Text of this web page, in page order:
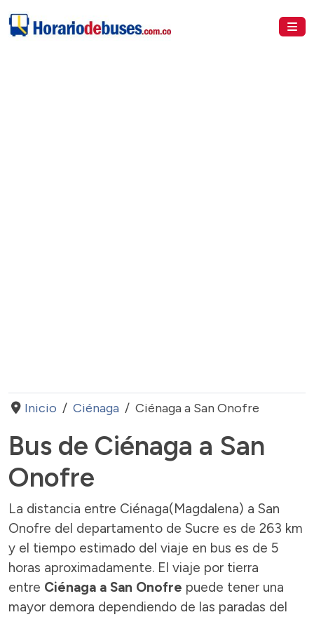
Inicio Ciénaga Ciénaga a San Onofre
Bus de Ciénaga a San
Onofre
La distancia entre Ciénaga(Magdalena) a San
Onofre del departamento de Sucre es de 263 km
y el tiempo estimado del viaje en bus es de 5
horas aproximadamente. El viaje por tierra
entre Ciénaga a San Onofre puede tener una
mayor demora dependiendo de las paradas del